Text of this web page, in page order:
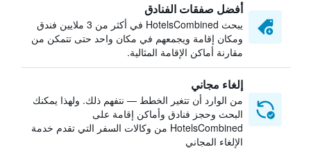
أفضل صفقات الفنادق
يبحث HotelsCombined في أكثر من 3 ملايين فندق
ومكان إقامة ويجمعهم في مكان واحد حتى تتمكن من
مقارنة أماكن الإقامة المثالية.
إلغاء مجاني
من الوارد أن تتغير الخطط — نتفهم ذلك. ولهذا يمكنك
البحث وحجز فنادق وأماكن إقامة على
HotelsCombined من وكالات السفر التي تقدم خدمة
الإلغاء المجاني